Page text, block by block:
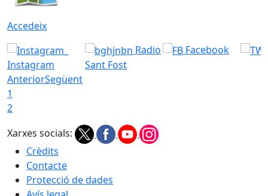
Accedeix
Instagram
Radio
Sant Fost
Facebook
AnteriorSegüent
1
2
Xarxes socials:
Crèdits
Contacte
Protecció de dades